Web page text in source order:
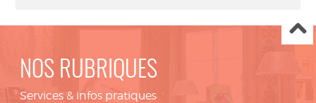
NOS RUBRIQUES
Services & infos pratiques